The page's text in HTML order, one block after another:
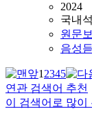
2024
국내
원문보
음성듣
12345
연관 검색어 추천
이 검색어로 많이